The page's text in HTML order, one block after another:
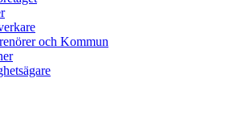
och Kommun